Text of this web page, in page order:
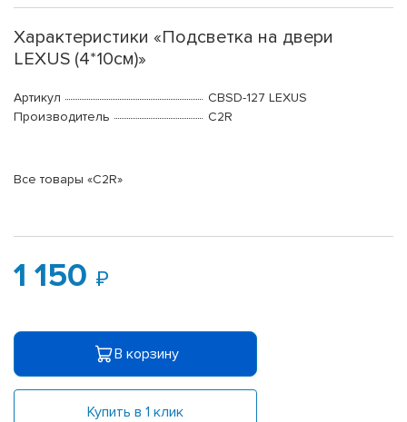
Характеристики «Подсветка на двери
LEXUS (4*10см)»
Артикул
CBSD-127 LEXUS
Производитель
C2R
Все товары «C2R»
1 150
В корзину
Купить в 1 клик